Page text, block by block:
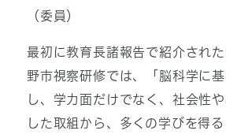
（委員）
最初に教育長諸報告で紹介され
野市視察研修では、「脳科学に
し、学力面だけでなく、社会性
した取組から、多くの学びを得る